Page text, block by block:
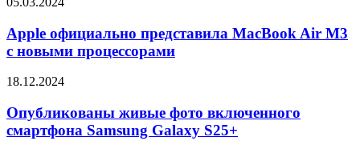
девайсов
представила
MacBook
Air
с
процессорами
Apple официально представила MacBook Air M3
с новыми процессорами
Опубликованы
фото
включенного
смартфона
18.12.2024
Опубликованы живые фото включенного
смартфона Samsung Galaxy S25+